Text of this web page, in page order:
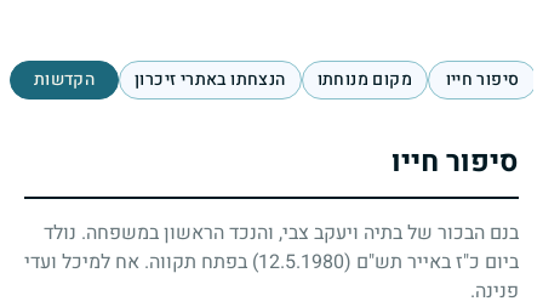
סיפור חייו מקום מנוחתו הנצחתו באתרי זיכרון הקדשות
סיפור חייו
בנם הבכור של בתיה ויעקב צבי, והנכד הראשון במשפחה. נולד
ביום כ"ז באייר תש"ם (12.5.1980)
בפתח תקווה. אח למיכל ועדי
פנינה.